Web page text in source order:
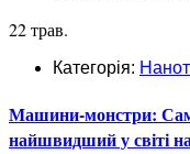
22 трав.
Категорія:
Машини-монстри:
найшвидший у світі